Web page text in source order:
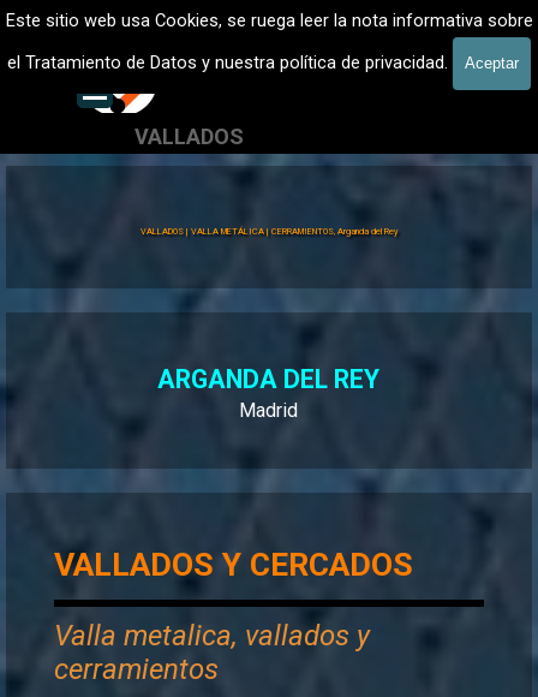
Este sitio web usa Cookies, se ruega leer la nota informativa sobre
el Tratamiento de Datos y nuestra política de privacidad.
Aceptar
Vaya al ContenidoVALLADOS METALICOS MADRID - VALLADO DE FINCAS
Vallados de fincas, Cercados
VALLADOS
601 900 178
VALLADOS | VALLA METÁLICA | CERRAMIENTOS, Arganda del Rey
ARGANDA DEL REY
Madrid
VALLADOS Y CERCADOS
Valla metalica, vallados y
cerramientos